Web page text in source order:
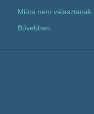
Mióta nem választanak...
Bővebben...